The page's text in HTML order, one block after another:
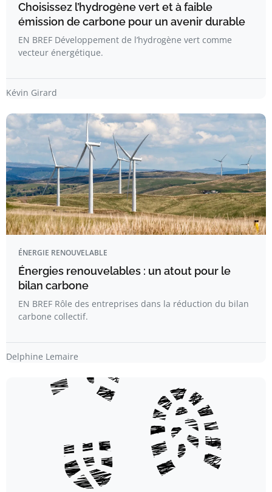
Choisissez l’hydrogène vert et à faible
émission de carbone pour un avenir durable
EN BREF Développement de l’hydrogène vert comme
vecteur énergétique.
Kévin Girard
ÉNERGIE RENOUVELABLE
Énergies renouvelables : un atout pour le
bilan carbone
EN BREF Rôle des entreprises dans la réduction du bilan
carbone collectif.
Delphine Lemaire